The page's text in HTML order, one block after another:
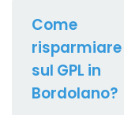
Come
risparmiare
sul GPL in
Bordolano?